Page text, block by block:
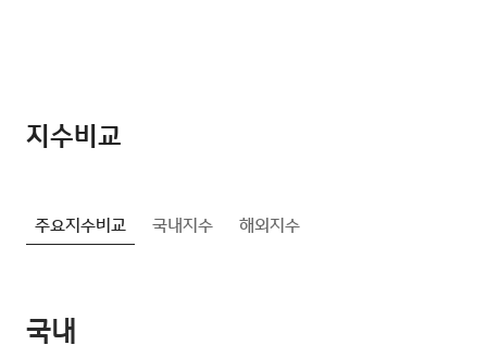
지수비교
주요지수비교 국내지수 해외지수